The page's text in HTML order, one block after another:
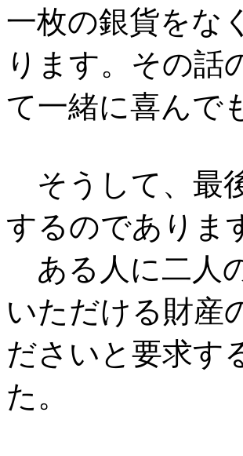
一枚の銀貨をな
ります。その話
て一緒に喜んで
そうして、最
するのでありま
ある人に二人
いただける財産
ださいと要求す
た。